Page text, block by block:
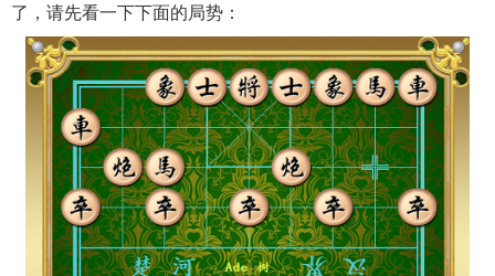
了，请先看一下下面的局势：